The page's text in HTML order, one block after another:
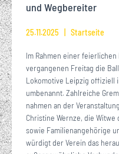
und Wegbereiter
25.11.2025 Startseite
Im Rahmen einer
vergangenen Freitag die
Lokomotive Leipzig offiziell
umbenannt. Zahlreiche
nahmen an der
Christine Wernze, die
sowie Familienangehörige
würdigt der Verein das